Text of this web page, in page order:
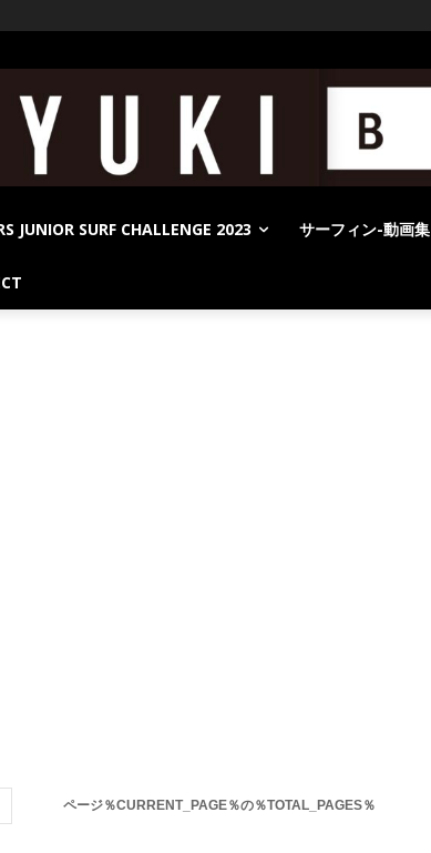
JUNIOR SURF CHALLENGE 2023 サーフィン-動画集
ページ％CURRENT_PAGE％の％TOTAL_PAGES％